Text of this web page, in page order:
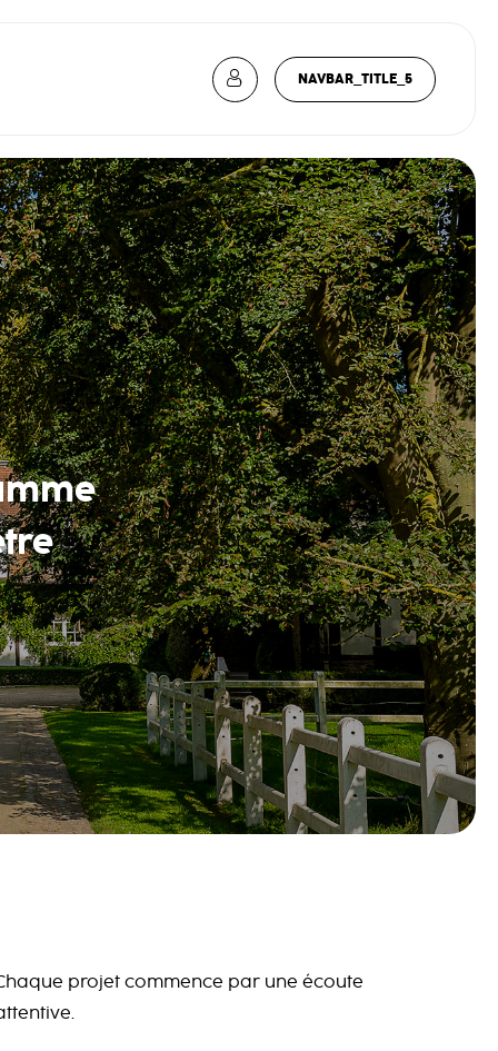
NAVBAR_TITLE_5
projet commence par une écoute